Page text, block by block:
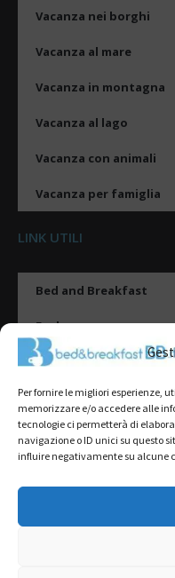
Per fornire le migliori esperienze,
memorizzare e/o accedere alle
tecnologie ci permetterà di
navigazione o ID unici su questo
influire negativamente su alcune
Vacanza nei borghi
Vacanza al mare
Vacanza in montagna
Vacanza al lago
Vacanza con animali
Vacanza per famiglia
LINK UTILI
Bed and Breakfast
Esplora
Tipologie di alloggio
Destinazioni
Il mio account
2022@ All Rights Reserved |